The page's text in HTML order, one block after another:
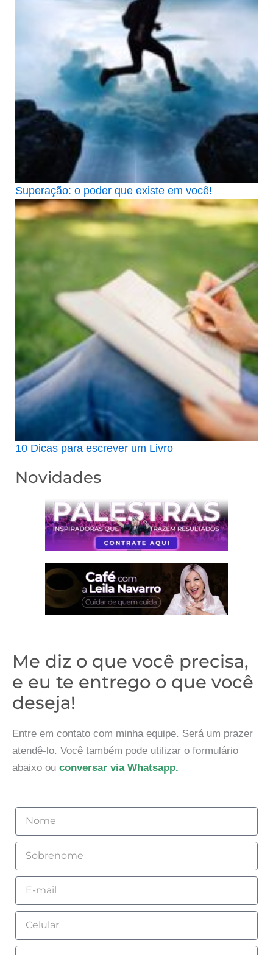
Superação: o poder que existe em você!
10 Dicas para escrever um Livro
Novidades
Me diz o que você precisa,
e eu te entrego o que você
deseja!
Entre em contato com minha equipe. Será um prazer
atendê-lo. Você também pode utilizar o formulário
abaixo ou conversar via Whatsapp.
Nome
Sobrenome
Email
Celular